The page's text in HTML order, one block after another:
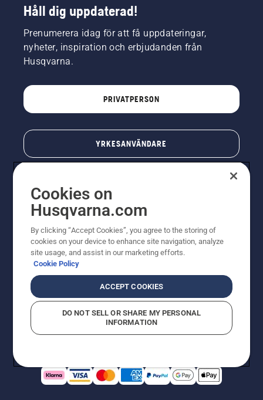
Håll dig uppdaterad!
Prenumerera idag för att få uppdateringar,
nyheter, inspiration och erbjudanden från
Husqvarna.
PRIVATPERSON
YRKESANVÄNDARE
© Husqvarna AB (publ). All rights reserved. Priserna
som visas är rekommenderade cirkapriser. Alla angivna
priser är rekommenderade försäljningspriser (inkl.
moms) om inte produkten är tillgänglig för direkt köp.
CookiepolicyAnvändningsvillkor Sekretessmeddelande
Rapportera misstänkta överträdelser
Cookies on
Husqvarna.com
By clicking “Accept Cookies”, you agree to the storing of
cookies on your device to enhance site navigation, analyze
site usage, and assist in our marketing efforts.
Cookie Policy
ACCEPT COOKIES
DO NOT SELL OR SHARE MY PERSONAL
INFORMATION